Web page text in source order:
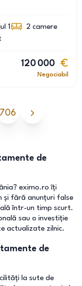
1 2 camere
120 000
Negociabil
706
de
eximo.ro îți
și fără anunțuri false
într-un timp scurt.
sau o investiție
actualizate zilnic.
de
la sute de